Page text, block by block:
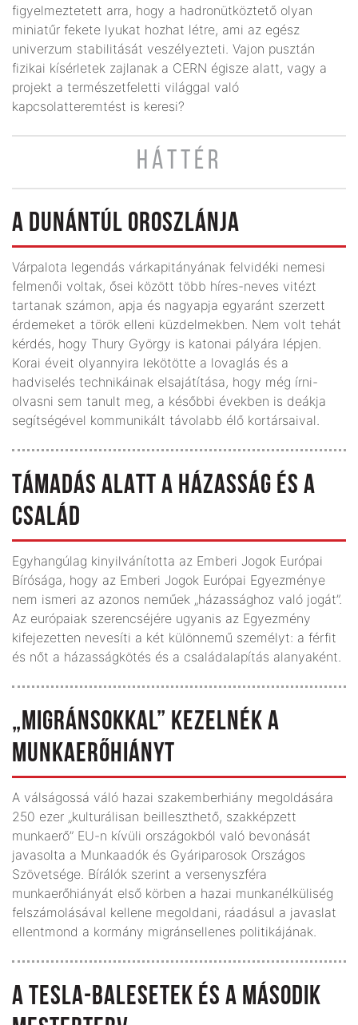
figyelmeztetett arra, hogy a hadronütköztető olyan
miniatűr fekete lyukat hozhat létre, ami az egész
univerzum stabilitását veszélyezteti. Vajon pusztán
fizikai kísérletek zajlanak a CERN égisze alatt, vagy a
projekt a természetfeletti világgal való
kapcsolatteremtést is keresi?
HÁTTÉR
A DUNÁNTÚL OROSZLÁNJA
Várpalota legendás várkapitányának felvidéki nemesi
felmenői voltak, ősei között több híres-neves vitézt
tartanak számon, apja és nagyapja egyaránt szerzett
érdemeket a török elleni küzdelmekben. Nem volt tehát
kérdés, hogy Thury György is katonai pályára lépjen.
Korai éveit olyannyira lekötötte a lovaglás és a
hadviselés technikáinak elsajátítása, hogy még írni-
olvasni sem tanult meg, a későbbi években is deákja
segítségével kommunikált távolabb élő kortársaival.
TÁMADÁS ALATT A HÁZASSÁG ÉS A
CSALÁD
Egyhangúlag kinyilvánította az Emberi Jogok Európai
Bírósága, hogy az Emberi Jogok Európai Egyezménye
nem ismeri az azonos neműek „házassághoz való jogát”.
Az európaiak szerencséjére ugyanis az Egyezmény
kifejezetten nevesíti a két különnemű személyt: a férfit
és nőt a házasságkötés és a családalapítás alanyaként.
„MIGRÁNSOKKAL” KEZELNÉK A
MUNKAERŐHIÁNYT
A válságossá váló hazai szakemberhiány megoldására
250 ezer „kulturálisan beilleszthető, szakképzett
munkaerő” EU-n kívüli országokból való bevonását
javasolta a Munkaadók és Gyáriparosok Országos
Szövetsége. Bírálók szerint a versenyszféra
munkaerőhiányát első körben a hazai munkanélküliség
felszámolásával kellene megoldani, ráadásul a javaslat
ellentmond a kormány migránsellenes poli­tikájának.
A TESLA-BALESETEK ÉS A MÁSODIK